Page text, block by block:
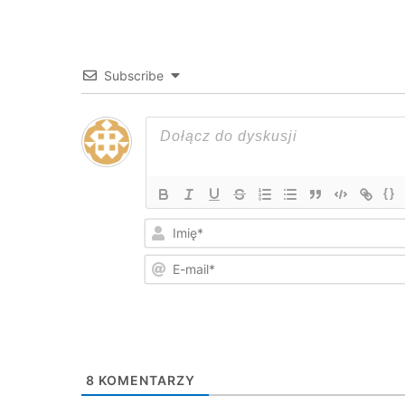
Subscribe
{}
8 KOMENTARZY